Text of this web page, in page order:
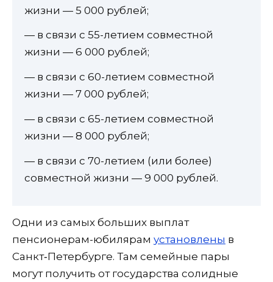
жизни — 5 000 рублей;
— в связи с 55-летием совместной
жизни — 6 000 рублей;
— в связи с 60-летием совместной
жизни — 7 000 рублей;
— в связи с 65-летием совместной
жизни — 8 000 рублей;
— в связи с 70-летием (или более)
совместной жизни — 9 000 рублей.
Одни из самых больших выплат
пенсионерам-юбилярам установлены в
Санкт‑Петербурге. Там семейные пары
могут получить от государства солидные